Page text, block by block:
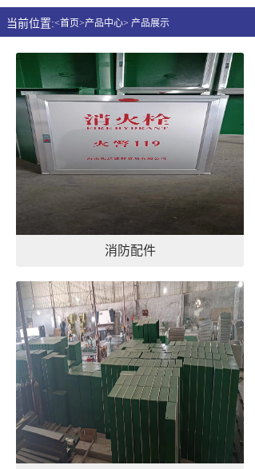
当前位置:<首页>产品中心> 产品展示
消防配件